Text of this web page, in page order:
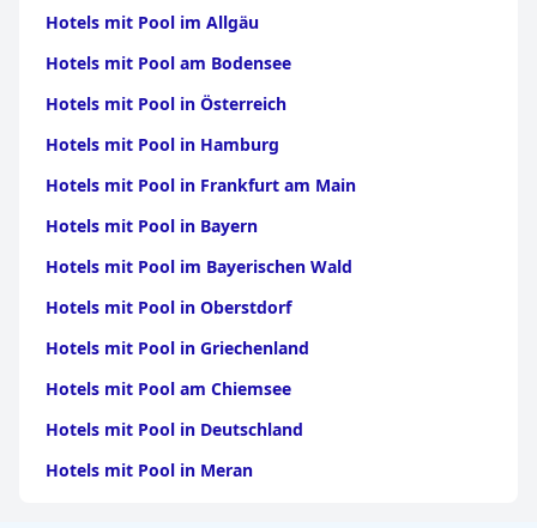
Hotels mit Pool im Allgäu
Hotels mit Pool am Bodensee
Hotels mit Pool in Österreich
Hotels mit Pool in Hamburg
Hotels mit Pool in Frankfurt am Main
Hotels mit Pool in Bayern
Hotels mit Pool im Bayerischen Wald
Hotels mit Pool in Oberstdorf
Hotels mit Pool in Griechenland
Hotels mit Pool am Chiemsee
Hotels mit Pool in Deutschland
Hotels mit Pool in Meran